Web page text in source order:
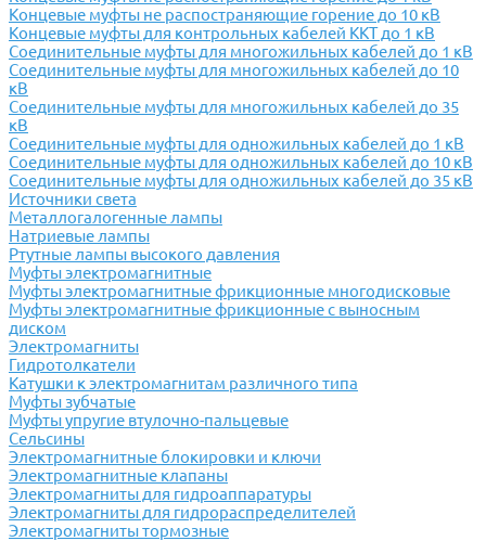
Концевые муфты не распостраняющие горение до 10 кВ
Концевые муфты для контрольных кабелей ККТ до 1 кВ
Соединительные муфты для многожильных кабелей до 1 кВ
Соединительные муфты для многожильных кабелей до 10
кВ
Соединительные муфты для многожильных кабелей до 35
кВ
Соединительные муфты для одножильных кабелей до 1 кВ
Соединительные муфты для одножильных кабелей до 10 кВ
Соединительные муфты для одножильных кабелей до 35 кВ
Источники света
Металлогалогенные лампы
Натриевые лампы
Ртутные лампы высокого давления
Муфты электромагнитные
Муфты электромагнитные фрикционные многодисковые
Муфты электромагнитные фрикционные с выносным
диском
Электромагниты
Гидротолкатели
Катушки к электромагнитам различного типа
Муфты зубчатые
Муфты упругие втулочно-пальцевые
Сельсины
Электромагнитные блокировки и ключи
Электромагнитные клапаны
Электромагниты для гидроаппаратуры
Электромагниты для гидрораспределителей
Электромагниты тормозные